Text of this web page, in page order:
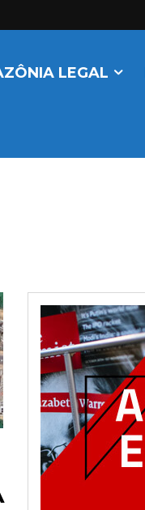
LEGAL